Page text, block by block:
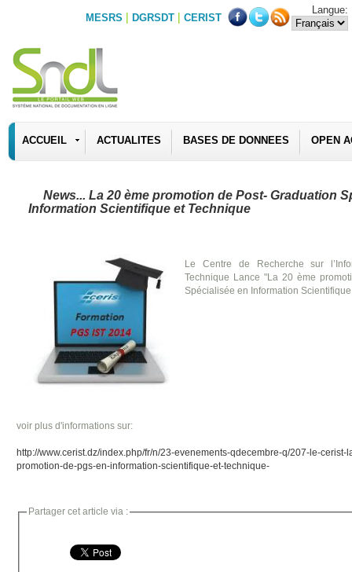
MESRS | DGRSDT | CERIST
Langue:
ACCUEIL ACTUALITES BASES DE DONNEES OPEN
News... La 20 ème promotion de Post- Graduation
Information Scientifique et Technique
Le Centre de Recherche sur
Technique Lance "La 20 ème
Spécialisée en Information
voir plus d'informations sur:
http://www.cerist.dz/index.php/fr/n/23-evenements-qdecembre-q/207-le-cerist-
promotion-de-pgs-en-information-scientifique-et-technique-
Partager cet article via :